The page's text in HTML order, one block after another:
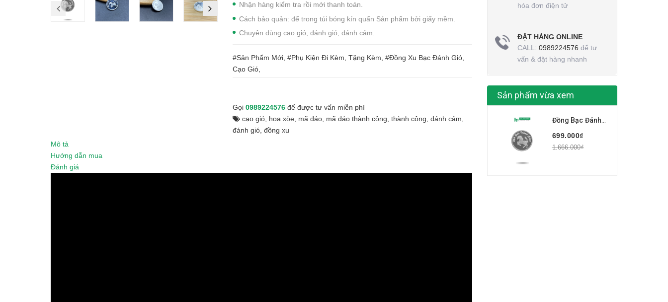
Nhận hàng kiểm tra rồi mới thanh toán.
Cách bảo quản: để trong túi bóng kín quấn Sản phẩm bởi giấy mềm.
Chuyên dùng cạo gió, đánh gió, đánh cảm.
#Sản Phẩm Mới, #Phụ Kiện Đi Kèm, Tặng Kèm, #Đồng Xu Bạc Đánh Gió,
Cạo Gió,
Gọi 0989224576để được tư vấn miễn phí
cạo gió, hoa xòe, mã đáo, mã đáo thành công thành công đánh cảm
đánh gió, đồng xu
Mô tả
Hướng dẫn mua
Đánh giá
hóa đơn điện tử
ĐẶT HÀNG ONLINE
CALL: 0989224576 để tư
vấn & đặt hàng nhanh
Sản phẩm vừa xem
699.000₫
1.666.000₫